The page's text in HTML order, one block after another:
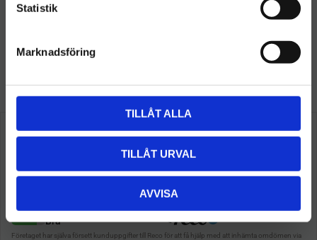
Statistik
Marknadsföring
TILLÅT ALLA
TILLÅT URVAL
AVVISA
Så här tycker våra kunder